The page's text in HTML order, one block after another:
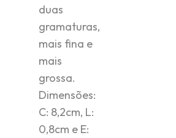
duas
gramaturas,
mais fina e
mais
grossa.
Dimensões:
C: 8,2cm, L:
0,8cm e E: